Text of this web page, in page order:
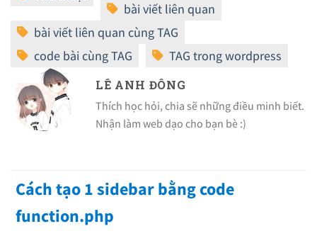
LÊ ANH ĐÔNG
Thích học hỏi, chia sẽ những điều minh biết.
Nhận làm web dạo cho bạn bè :)
Cách tạo 1 sidebar bằng code
function.php